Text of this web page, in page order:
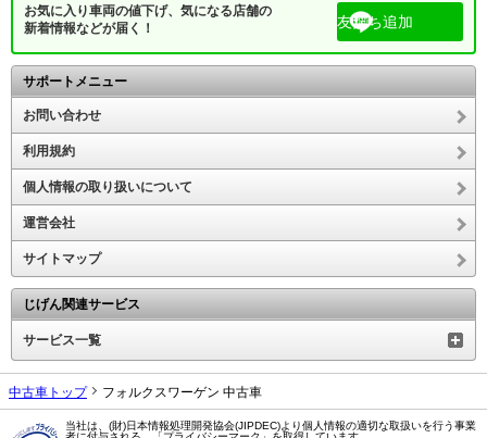
お気に入り車両の値下げ、気になる店舗の
新着情報などが届く！
友だち追加
サポートメニュー
お問い合わせ
利用規約
個人情報の取り扱いについて
運営会社
サイトマップ
じげん関連サービス
サービス一覧
中古車トップ フォルクスワーゲン 中古車
当社は、(財)日本情報処理開発協会(JIPDEC)より個人情報の適切な取扱いを行う事業